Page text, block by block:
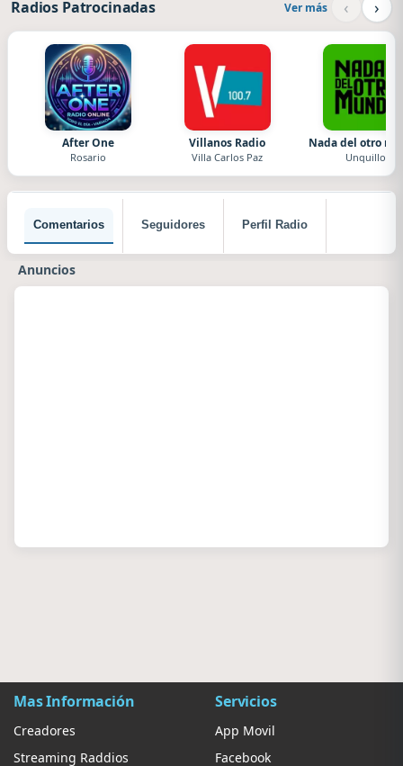
Radios Patrocinadas Ver más ‹ ›
After One
Rosario
Villanos Radio
Villa Carlos Paz
Nada del otro
Unquillo
Comentarios Seguidores Perfil Radio
Anuncios
Mas Información
Creadores
Streaming Raddios
Servicios
App Movil
Facebook